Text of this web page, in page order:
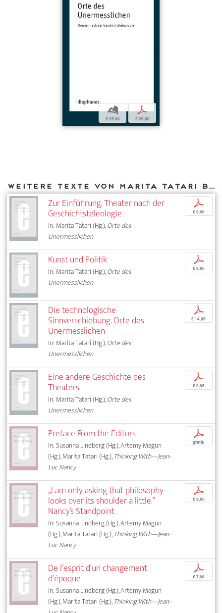
b
€ 25,00
p
€ 25,00
Weitere Texte von Marita Tatari bei DIAPHANES
Zur Einführung. Theater nach der
Geschichtsteleologie
In: Marita Tatari (Hg.),Orte des
Unermesslichen
p
€ 9,95
Kunst und Politik
In: Marita Tatari (Hg.),Orte des
Unermesslichen
p
€ 9,95
Die technologische
Sinnverschiebung. Orte des
Unermesslichen
In: Marita Tatari (Hg.),Orte des
Unermesslichen
p
€ 14,95
Eine andere Geschichte des
Theaters
In: Marita Tatari (Hg.),Orte des
Unermesslichen
p
€ 9,95
Preface From the Editors
In: Susanna Lindberg (Hg.), Artemy Magun
(Hg.), Marita Tatari (Hg.),Thinking With—Jean-
Luc Nancy
p
gratis
„I am only asking that philosophy
looks over its shoulder a little.“
Nancy’s Standpoint
In: Susanna Lindberg (Hg.), Artemy Magun
(Hg.), Marita Tatari (Hg.),Thinking With—Jean-
Luc Nancy
p
€ 9,95
De l’esprit d’un changement
d’époque
In: Susanna Lindberg (Hg.), Artemy Magun
(Hg.), Marita Tatari (Hg.),Thinking With—Jean-
p
€ 7,95